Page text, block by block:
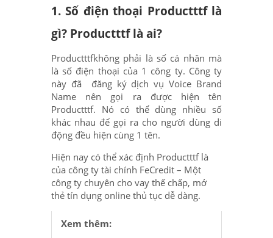
1. Số điện thoại Productttf là
gì? Productttf là ai?
Productttfkhông phải là số cá nhân mà
là số điện thoại của 1 công ty. Công ty
này đã đăng ký dịch vụ Voice Brand
Name nên gọi ra được hiện tên
Productttf. Nó có thể dùng nhiều số
khác nhau để gọi ra cho người dùng di
động đều hiện cùng 1 tên.
Hiện nay có thể xác định Productttf là
của công ty tài chính FeCredit – Một
công ty chuyên cho vay thế chấp, mở
thẻ tín dụng online thủ tục dễ dàng.
Xem thêm: